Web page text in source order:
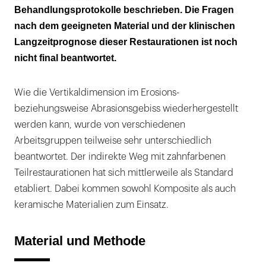
Behandlungsprotokolle beschrieben. Die Fragen
nach dem geeigneten Material und der klinischen
Langzeitprognose dieser Restaurationen ist noch
nicht final beantwortet.
Wie die Vertikaldimension im Erosions-
beziehungsweise Abrasionsgebiss wiederhergestellt
werden kann, wurde von verschiedenen
Arbeitsgruppen teilweise sehr unterschiedlich
beantwortet. Der indirekte Weg mit zahnfarbenen
Teilrestaurationen hat sich mittlerweile als Standard
etabliert. Dabei kommen sowohl Komposite als auch
keramische Materialien zum Einsatz.
Material und Methode